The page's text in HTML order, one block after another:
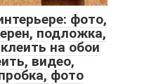
фото,
подложка,
на обои
видео,
фото